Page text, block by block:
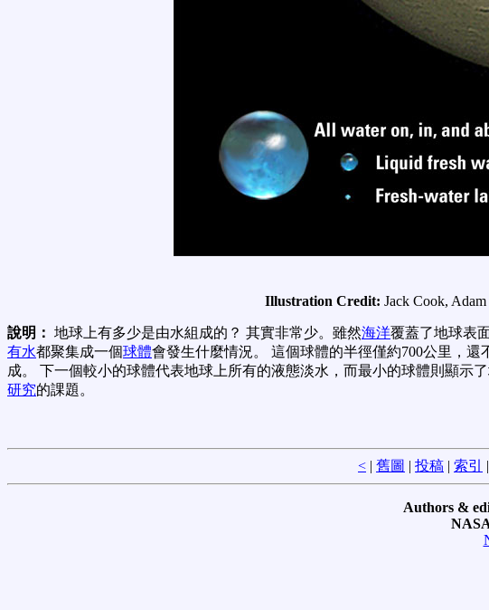
Illustration Credit: Jack Cook,
說明： 地球上有多少是由水組成的？ 其實非常少。雖然海洋覆蓋了地球表
有水都聚集成一個球體會發生什麼情況。 這個球體的半徑僅約700公里，還
成。 下一個較小的球體代表地球上所有的液態淡水，而最小的球體則顯示
研究的課題。
< | 舊圖 | 投稿 | 索引 |
Authors &